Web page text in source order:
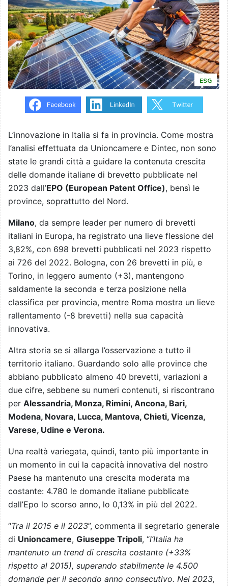
ESG
L’innovazione in Italia si fa in provincia. Come mostra
l’analisi effettuata da Unioncamere e Dintec, non sono
state le grandi città a guidare la contenuta crescita
delle domande italiane di brevetto pubblicate nel
2023 dall’EPO (European Patent Office), bensì le
province, soprattutto del Nord.
Milano, da sempre leader per numero di brevetti
italiani in Europa, ha registrato una lieve flessione del
3,82%, con 698 brevetti pubblicati nel 2023 rispetto
ai 726 del 2022. Bologna, con 26 brevetti in più, e
Torino, in leggero aumento (+3), mantengono
saldamente la seconda e terza posizione nella
classifica per provincia, mentre Roma mostra un lieve
rallentamento (-8 brevetti) nella sua capacità
innovativa.
Altra storia se si allarga l’osservazione a tutto il
territorio italiano. Guardando solo alle province che
abbiano pubblicato almeno 40 brevetti, variazioni a
due cifre, sebbene su numeri contenuti, si riscontrano
per Alessandria, Monza, Rimini, Ancona, Bari,
Modena, Novara, Lucca, Mantova, Chieti, Vicenza,
Varese, Udine e Verona.
Una realtà variegata, quindi, tanto più importante in
un momento in cui la capacità innovativa del nostro
Paese ha mantenuto una crescita moderata ma
costante: 4.780 le domande italiane pubblicate
dall’Epo lo scorso anno, lo 0,13% in più del 2022.
“Tra il 2015 e il 2023”, commenta il segretario generale
di Unioncamere, Giuseppe Tripoli, “l’Italia ha
mantenuto un trend di crescita costante (+33%
rispetto al 2015), superando stabilmente le 4.500
domande per il secondo anno consecutivo. Nel 2023,